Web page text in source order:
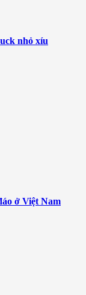
nhỏ xíu
ở Việt Nam